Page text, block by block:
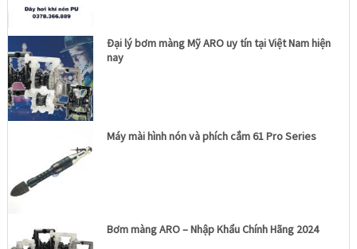
Đại lý bơm màng Mỹ ARO uy tín tại Việt Nam hiện
nay
Máy mài hình nón và phích cắm 61 Pro Series
Bơm màng ARO – Nhập Khẩu Chính Hãng 2024